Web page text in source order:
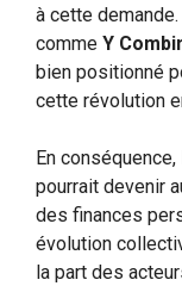
à cette
comme Y
bien positionné
cette révolution
En
pourrait devenir
des finances
évolution
la part des